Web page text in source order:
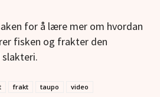
for å lære mer om hvordan
fisken og frakter den
frakt taupo video